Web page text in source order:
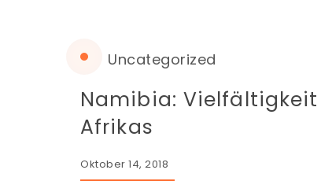
Uncategorized
Namibia: Vielfältigkeit
Afrikas
Oktober 14, 2018